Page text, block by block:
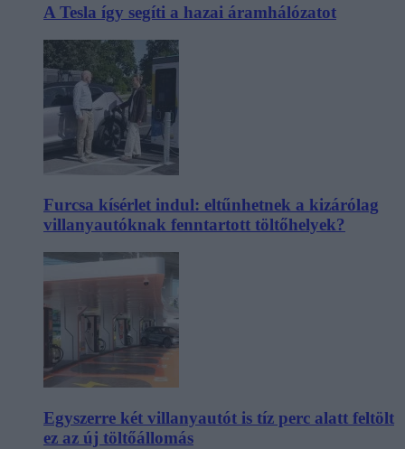
A Tesla így segíti a hazai áramhálózatot
Furcsa kísérlet indul: eltűnhetnek a kizárólag
villanyautóknak fenntartott töltőhelyek?
Egyszerre két villanyautót is tíz perc alatt feltölt
ez az új töltőállomás